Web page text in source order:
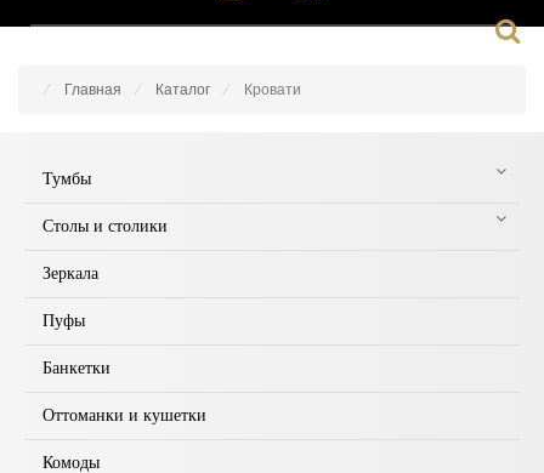
Главная Каталог Кровати
Тумбы
Столы и столики
Зеркала
Пуфы
Банкетки
Оттоманки и кушетки
Комоды